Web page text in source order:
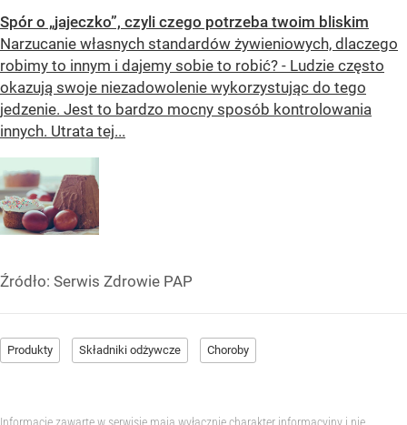
Spór o „jajeczko”, czyli czego potrzeba twoim bliskim
Narzucanie własnych standardów żywieniowych, dlaczego
robimy to innym i dajemy sobie to robić? - Ludzie często
okazują swoje niezadowolenie wykorzystując do tego
jedzenie. Jest to bardzo mocny sposób kontrolowania
innych. Utrata tej...
Źródło: Serwis Zdrowie PAP
Produkty Składniki odżywcze Choroby